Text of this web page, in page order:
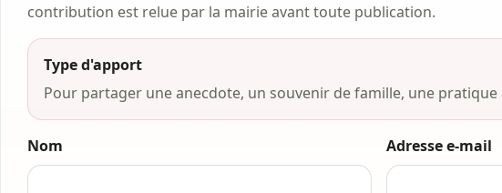
contribution est relue par la mairie avant toute publication.
Type d'apport
Pour partager une anecdote, un souvenir de famille, une
Nom Adresse e-mail